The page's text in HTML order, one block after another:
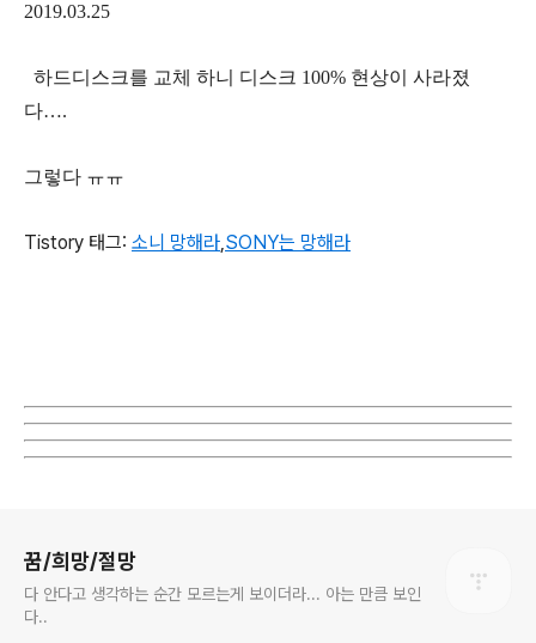
2019.03.25
하드디스크를 교체 하니 디스크 100% 현상이 사라졌
다….
그렇다 ㅠㅠ
Tistory 태그: 소니 망해라,SONY는 망해라
꿈/희망/절망
다 안다고 생각하는 순간 모르는게 보이더라... 아는 만큼 보인
다..